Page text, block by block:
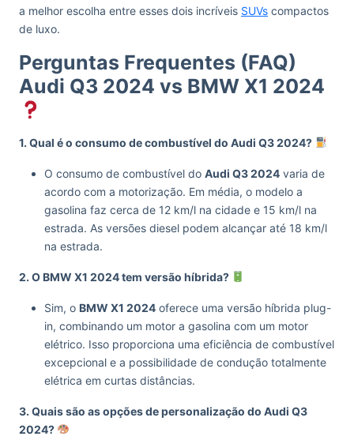
a melhor escolha entre esses dois incríveis SUVs compactos
de luxo.
Perguntas Frequentes (FAQ)
Audi Q3 2024 vs BMW X1 2024
1. Qual é o consumo de combustível do Audi Q3 2024?
O consumo de combustível do Audi Q3 2024 varia de
acordo com a motorização. Em média, o modelo a
gasolina faz cerca de 12 km/l na cidade e 15 km/l na
estrada. As versões diesel podem alcançar até 18 km/l
na estrada.
2. O BMW X1 2024 tem versão híbrida?
Sim, o BMW X1 2024 oferece uma versão híbrida plug-
in, combinando um motor a gasolina com um motor
elétrico. Isso proporciona uma eficiência de combustível
excepcional e a possibilidade de condução totalmente
elétrica em curtas distâncias.
3. Quais são as opções de personalização do Audi Q3
2024?